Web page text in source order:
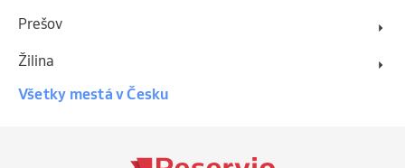
Prešov
Žilina
Všetky mestá v Česku